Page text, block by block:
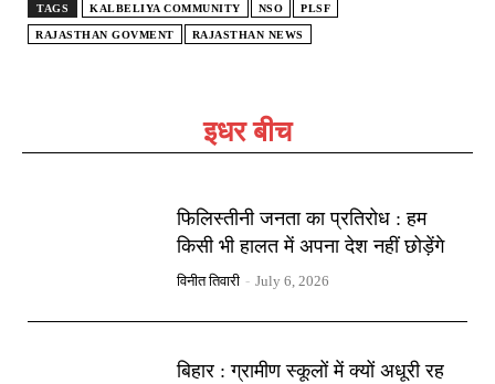
इधर बीच
फिलिस्तीनी जनता का प्रतिरोध : हम
किसी भी हालत में अपना देश नहीं छोड़ेंगे
विनीत तिवारी - July 6, 2026
बिहार : ग्रामीण स्कूलों में क्यों अधूरी रह
TAGS KALBELIYA COMMUNITY NSO PLSF
RAJASTHAN GOVMENT RAJASTHAN NEWS